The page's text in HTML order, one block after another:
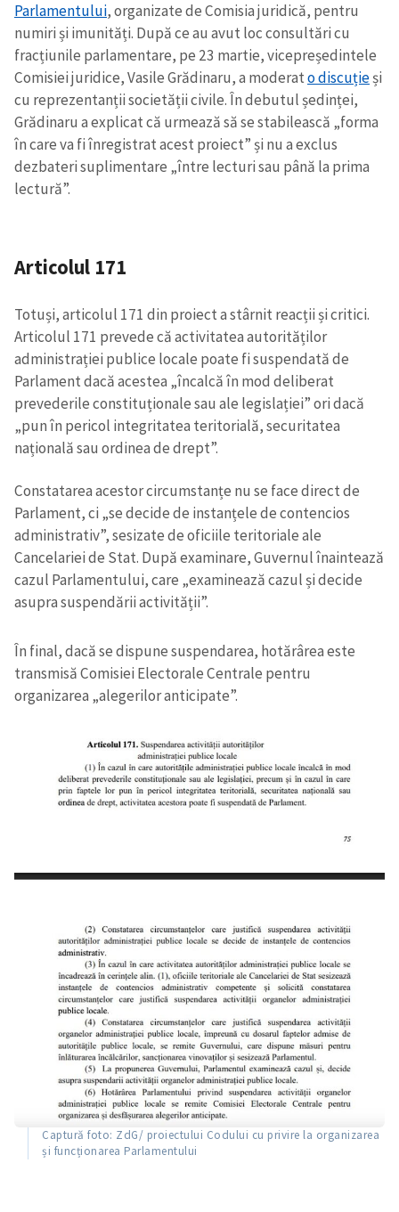
Parlamentului, organizate de Comisia juridică, pentru
numiri și imunități. După ce au avut loc consultări cu
fracțiunile parlamentare, pe 23 martie, vicepreședintele
Comisiei juridice, Vasile Grădinaru, a moderato discuțieși
cu reprezentanții societății civile. În debutul ședinței,
Grădinaru a explicat că urmează să se stabilească „forma
în care va fi înregistrat acest proiect” și nu a exclus
dezbateri suplimentare „între lecturi sau până la prima
lectură”.
Articolul 171
Totuși, articolul 171 din proiect a stârnit reacții și critici.
Articolul 171 prevede că activitatea autorităților
administrației publice locale poate fi suspendată de
Parlament dacă acestea „încalcă în mod deliberat
prevederile constituționale sau ale legislației” ori dacă
„pun în pericol integritatea teritorială, securitatea
națională sau ordinea de drept”.
Constatarea acestor circumstanțe nu se face direct de
Parlament, ci „se decide de instanțele de contencios
administrativ”, sesizate de oficiile teritoriale ale
Cancelariei de Stat. După examinare, Guvernul înaintează
cazul Parlamentului, care „examinează cazul și decide
asupra suspendării activității”.
În final, dacă se dispune suspendarea, hotărârea este
transmisă Comisiei Electorale Centrale pentru
organizarea „alegerilor anticipate”.
Captură foto: ZdG/ proiectului Codului cu privire la organizarea
și funcționarea Parlamentului